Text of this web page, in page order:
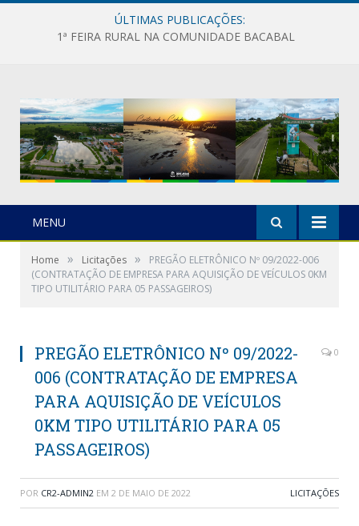
ÚLTIMAS PUBLICAÇÕES:
1ª FEIRA RURAL NA COMUNIDADE BACABAL
MENU
Home » Licitações »
PREGÃO ELETRÔNICO Nº 09/2022-006
(CONTRATAÇÃO DE EMPRESA PARA AQUISIÇÃO DE VEÍCULOS 0KM
TIPO UTILITÁRIO PARA 05 PASSAGEIROS)
PREGÃO ELETRÔNICO Nº 09/2022-
006 (CONTRATAÇÃO DE EMPRESA
PARA AQUISIÇÃO DE VEÍCULOS
0KM TIPO UTILITÁRIO PARA 05
PASSAGEIROS)
0
POR CR2-ADMIN2 EM 2 DE MAIO DE 2022 LICITAÇÕES